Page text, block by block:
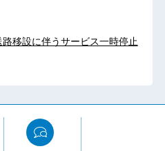
移設に伴うサービス一時停止